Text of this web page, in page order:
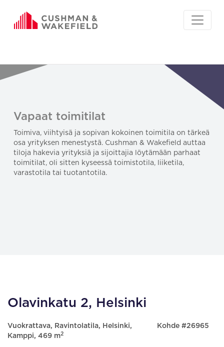
Vapaat toimitilat
Toimiva, viihtyisä ja sopivan kokoinen toimitila on tärkeä
osa yrityksen menestystä. Cushman & Wakefield auttaa
tiloja hakevia yrityksiä ja sijoittajia löytämään parhaat
toimitilat, oli sitten kyseessä toimistotila, liiketila,
varastotila tai tuotantotila.
Olavinkatu 2, Helsinki
Vuokrattava, Ravintolatila, Helsinki,
Kamppi, 469 m2
Kohde #26965